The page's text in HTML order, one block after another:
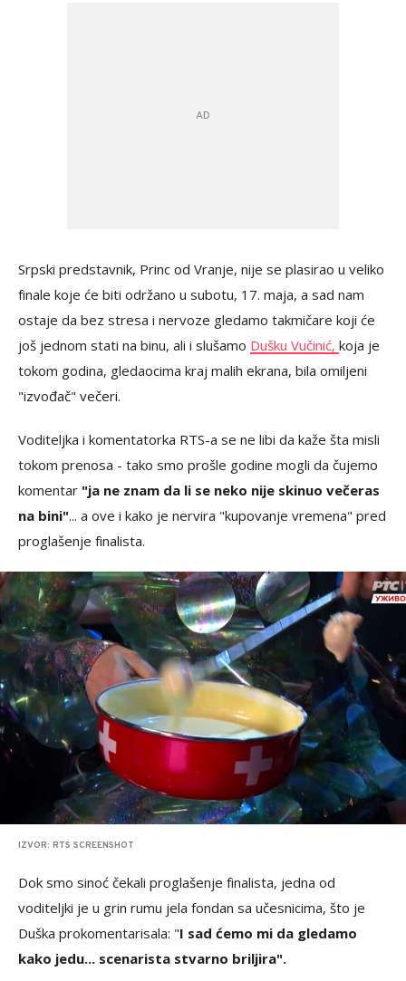
Srpski predstavnik, Princ od Vranje, nije se plasirao u veliko
finale koje će biti održano u subotu, 17. maja, a sad nam
ostaje da bez stresa i nervoze gledamo takmičare koji će
još jednom stati na binu, ali i slušamo Dušku Vučinić, koja je
tokom godina, gledaocima kraj malih ekrana, bila omiljeni
"izvođač" večeri.
Voditeljka i komentatorka RTS-a se ne libi da kaže šta misli
tokom prenosa - tako smo prošle godine mogli da čujemo
komentar "ja ne znam da li se neko nije skinuo večeras
na bini"... a ove i kako je nervira "kupovanje vremena" pred
proglašenje finalista.
IZVOR: RTS SCREENSHOT
Dok smo sinoć čekali proglašenje finalista, jedna od
voditeljki je u grin rumu jela fondan sa učesnicima, što je
Duška prokomentarisala: "I sad ćemo mi da gledamo
kako jedu... scenarista stvarno briljira".